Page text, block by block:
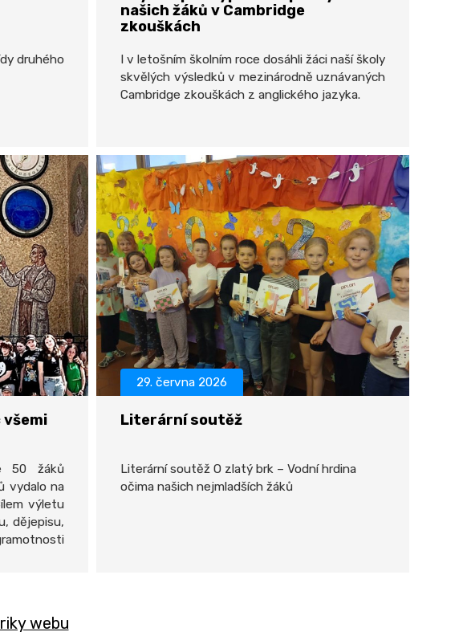
druhého
našich žáků v Cambridge
zkouškách
I v letošním školním roce dosáhli žáci naší školy
skvělých výsledků v mezinárodně uznávaných
Cambridge zkouškách z anglického jazyka.
všemi
50 žáků
vydalo na
výletu
dějepisu,
29. června 2026
Literární soutěž
Literární soutěž O zlatý brk – Vodní hrdina
očima našich nejmladších žáků
webu